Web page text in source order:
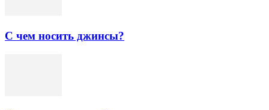
С чем носить джинсы?